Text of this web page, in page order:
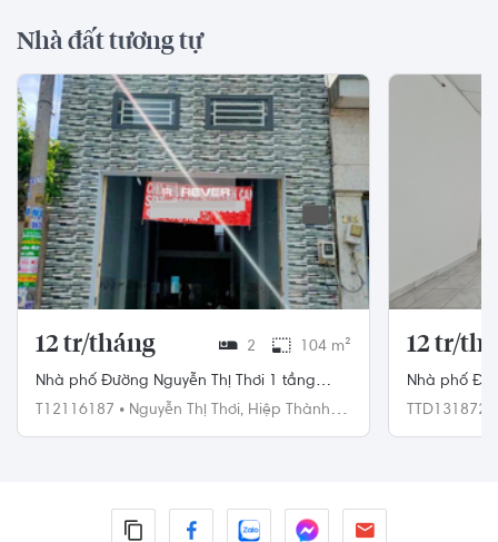
Nhà đất tương tự
12 tr/tháng 2 104 m²
Nhà phố Đường Nguyễn Thị Thơi 1 tầng
diện tích 104m² hướng Đông Nam.
T12116187 • Nguyễn Thị Thơi, Hiệp Thành,
12 tr/
Nhà phố
110m²
TTD131872